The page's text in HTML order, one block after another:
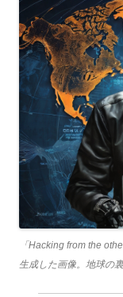
「Hacking from the
生成した画像。地球の